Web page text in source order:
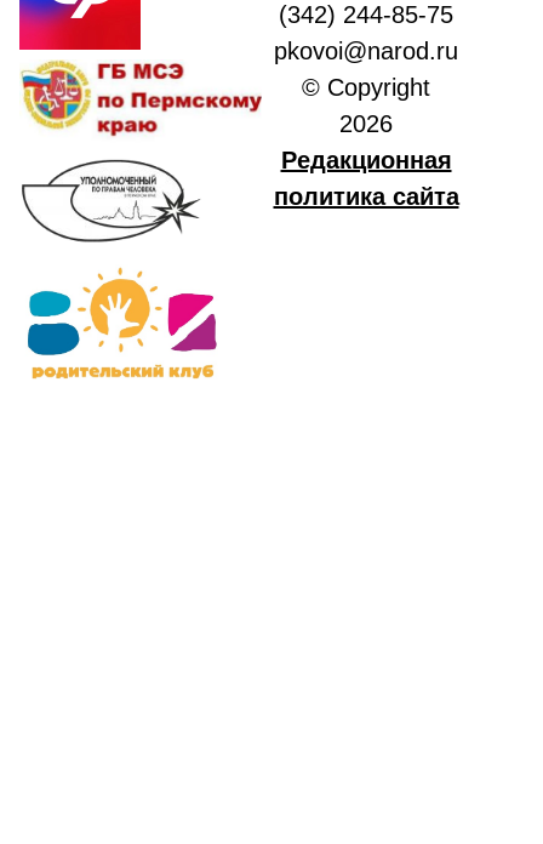
(342) 244-85-75
pkovoi@narod.ru
© Copyright
2026
Редакционная
политика сайта